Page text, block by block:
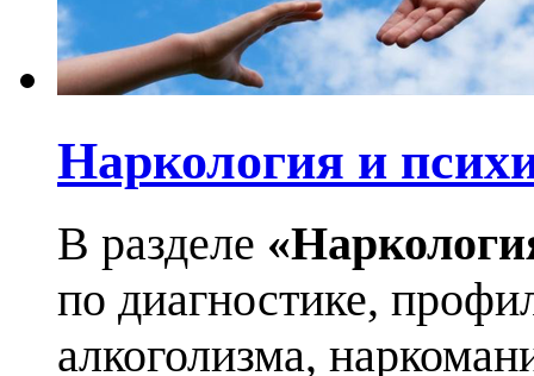
Наркология и
В разделе
по диагностике,
алкоголизма,